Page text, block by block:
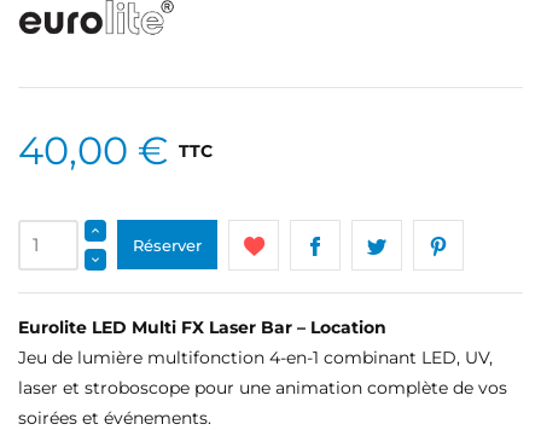
40,00 € TTC
Réserver
Eurolite LED Multi FX Laser Bar – Location
Jeu de lumière multifonction 4-en-1 combinant LED, UV,
laser et stroboscope pour une animation complète de vos
soirées et événements.